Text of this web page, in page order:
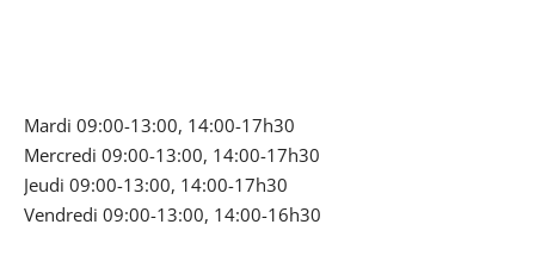
Mardi 09:00-13:00, 14:00-17h30
Mercredi 09:00-13:00, 14:00-17h30
Jeudi 09:00-13:00, 14:00-17h30
Vendredi 09:00-13:00, 14:00-16h30